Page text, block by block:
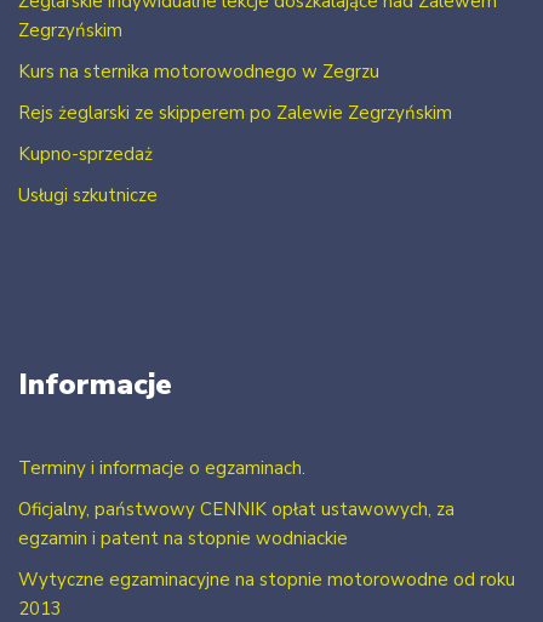
Zegrzyńskim
Kurs na sternika motorowodnego w Zegrzu
Rejs żeglarski ze skipperem po Zalewie Zegrzyńskim
Kupno-sprzedaż
Usługi szkutnicze
Informacje
Terminy i informacje o egzaminach.
Oficjalny, państwowy CENNIK opłat ustawowych, za
egzamin i patent na stopnie wodniackie
Wytyczne egzaminacyjne na stopnie motorowodne od roku
2013